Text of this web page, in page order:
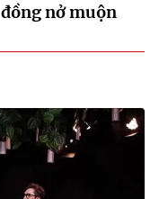
đồng nở muộn